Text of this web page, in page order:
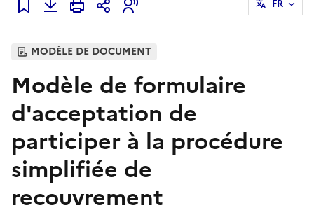
Ajouter à mes favoris
FR
MODÈLE DE DOCUMENT
Modèle de formulaire
d'acceptation de
participer à la procédure
simplifiée de
recouvrement